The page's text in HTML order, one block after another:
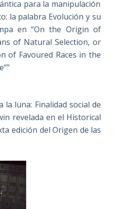
para la manipulación
la palabra Evolución y su
en “On the Origin of
of Natural Selection, or
of Favoured Races in the
la luna: Finalidad social de
revelada en el Historical
edición del Origen de las